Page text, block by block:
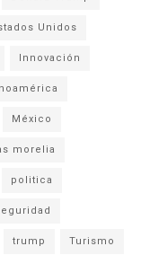
Unidos
Innovación
México
morelia
politica
trump Turismo